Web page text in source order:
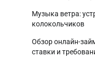
Музыка ветра:
колокольчиков
Обзор онлайн-
ставки и